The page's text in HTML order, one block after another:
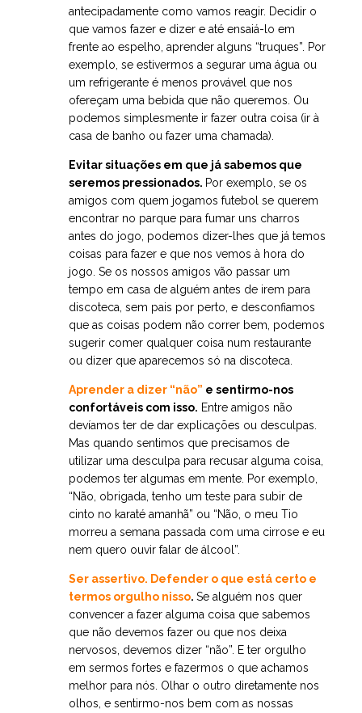
antecipadamente como vamos reagir. Decidir o
que vamos fazer e dizer e até ensaiá-lo em
frente ao espelho, aprender alguns “truques”. Por
exemplo, se estivermos a segurar uma água ou
um refrigerante é menos provável que nos
ofereçam uma bebida que não queremos. Ou
podemos simplesmente ir fazer outra coisa (ir à
casa de banho ou fazer uma chamada).
Evitar situações em que já sabemos que
seremos pressionados. Por exemplo, se os
amigos com quem jogamos futebol se querem
encontrar no parque para fumar uns charros
antes do jogo, podemos dizer-lhes que já temos
coisas para fazer e que nos vemos à hora do
jogo. Se os nossos amigos vão passar um
tempo em casa de alguém antes de irem para
discoteca, sem pais por perto, e desconfiamos
que as coisas podem não correr bem, podemos
sugerir comer qualquer coisa num restaurante
ou dizer que aparecemos só na discoteca.
Aprender a dizer “não” e sentirmo-nos
confortáveis com isso. Entre amigos não
devíamos ter de dar explicações ou desculpas.
Mas quando sentimos que precisamos de
utilizar uma desculpa para recusar alguma coisa,
podemos ter algumas em mente. Por exemplo,
“Não, obrigada, tenho um teste para subir de
cinto no karaté amanhã” ou “Não, o meu Tio
morreu a semana passada com uma cirrose e eu
nem quero ouvir falar de álcool”.
Ser assertivo. Defender o que está certo e
termos orgulho nisso. Se alguém nos quer
convencer a fazer alguma coisa que sabemos
que não devemos fazer ou que nos deixa
nervosos, devemos dizer “não”. E ter orgulho
em sermos fortes e fazermos o que achamos
melhor para nós. Olhar o outro diretamente nos
olhos, e sentirmo-nos bem com as nossas